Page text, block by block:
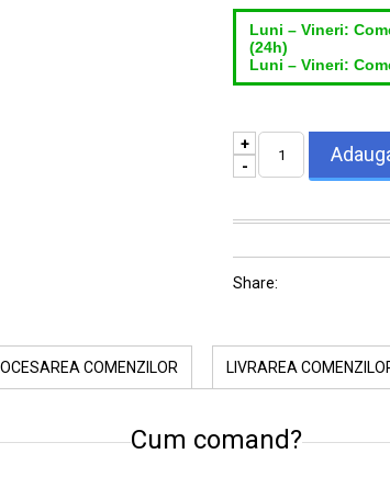
Luni – Vineri:
(24h)
Luni – Vineri:
+
-
Share:
COMENZILOR LIVRAREA
Cum comand?